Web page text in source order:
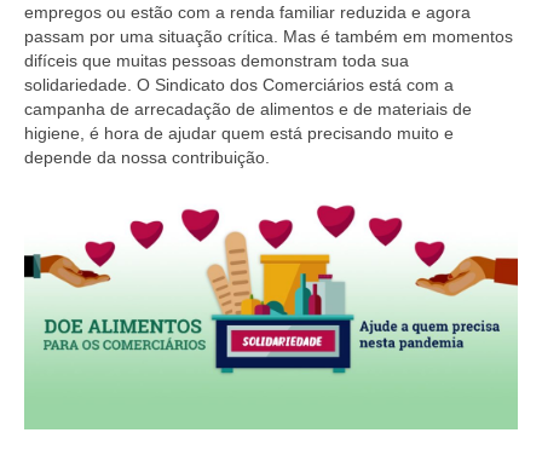
DENÚNCIAS
SERVIÇOS
Acordos e convenções
Homologações
Jurídico
Declarações
Aplicativo Comerciários RJ
empregos ou estão com a renda familiar reduzida e agora
passam por uma situação crítica. Mas é também em momentos
difíceis que muitas pessoas demonstram toda sua
solidariedade. O Sindicato dos Comerciários está com a
campanha de arrecadação de alimentos e de materiais de
higiene, é hora de ajudar quem está precisando muito e
depende da nossa contribuição.